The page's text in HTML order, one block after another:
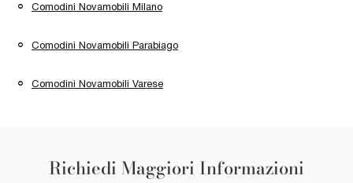
Comodini Novamobili Milano
Comodini Novamobili Parabiago
Comodini Novamobili Varese
Richiedi Maggiori Informazioni